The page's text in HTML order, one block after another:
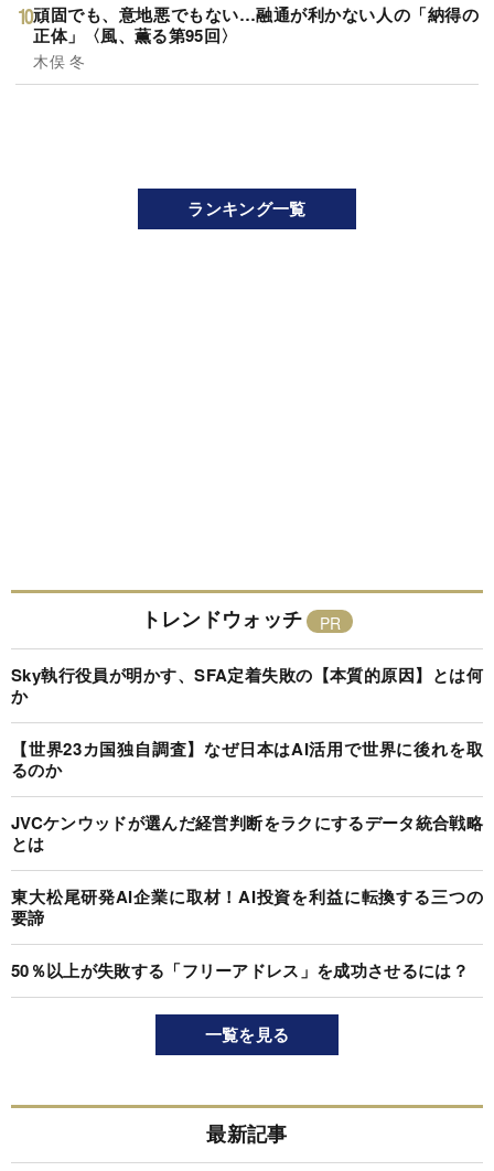
頑固でも、意地悪でもない…融通が利かない人の「納得の
正体」〈風、薫る第95回〉
木俣 冬
ランキング一覧
トレンドウォッチ
Sky執行役員が明かす、SFA定着失敗の【本質的原因】とは何
か
【世界23カ国独自調査】なぜ日本はAI活用で世界に後れを取
るのか
JVCケンウッドが選んだ経営判断をラクにするデータ統合戦略
とは
東大松尾研発AI企業に取材！AI投資を利益に転換する三つの
要諦
50％以上が失敗する「フリーアドレス」を成功させるには？
一覧を見る
最新記事